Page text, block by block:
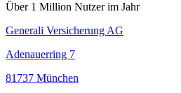
Über 1 Million Nutzer im Jahr
Generali Versicherung AG
Adenauerring 7
81737 München